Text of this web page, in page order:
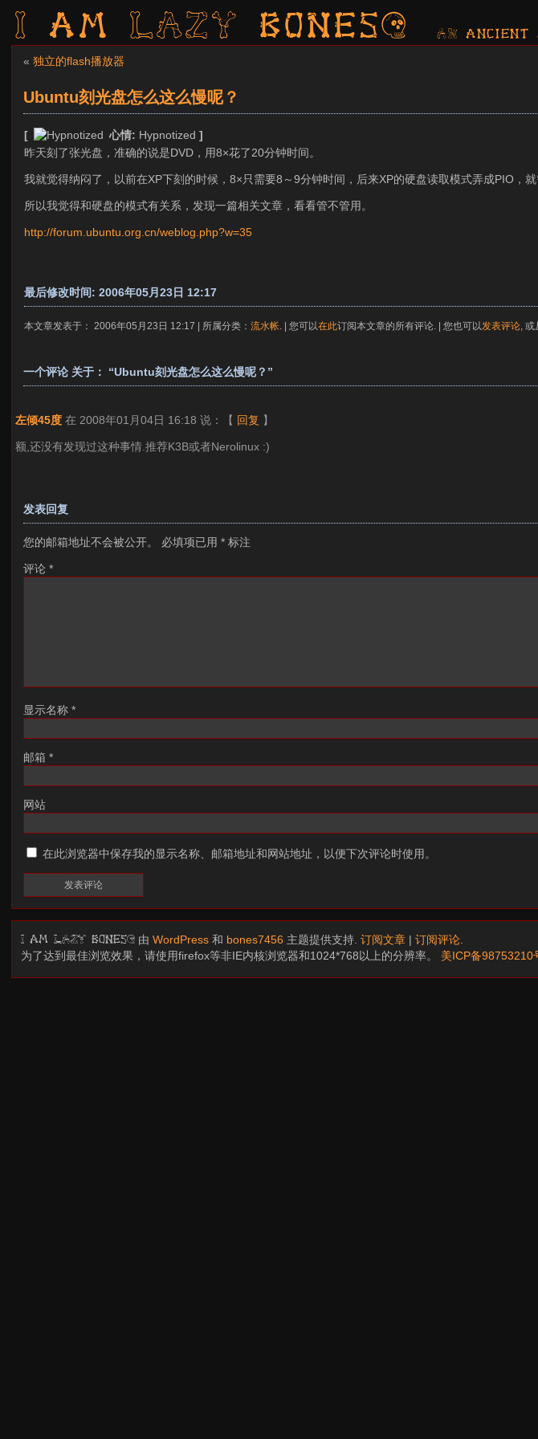
I am LAZY bones? AN ancient
« 独立的flash播放器
Ubuntu刻光盘怎么这么慢呢？
[ 心情: Hypnotized]
昨天刻了张光盘，准确的说是DVD，用8×花了20分钟时间。
我就觉得纳闷了，以前在XP下刻的时候，8×只需要8～9分钟时间，后来XP的硬盘读取模式弄成PIO，就
所以我觉得和硬盘的模式有关系，发现一篇相关文章，看看管不管用。
http://forum.ubuntu.org.cn/weblog.php?w=35
最后修改时间: 2006年05月23日 12:17
本文章发表于： 2006年05月23日 12:17 | 所属分类：流水帐 . | 您可以在此订阅本文章的所有评论. | 您也可以 发表评论 ,
一个评论 关于： “Ubuntu刻光盘怎么这么慢呢？”
左倾45度 在 2008年01月04日 16:18 说： 【 回复 】
额,还没有发现过这种事情.推荐K3B或者Nerolinux :)
发表回复
您的邮箱地址不会被公开。 必填项已用 * 标注
评论 *
显示名称 *
邮箱 *
网站
在此浏览器中保存我的显示名称、邮箱地址和网站地址，以便下次评论时使用。
I am LAZY bones? 由WordPress 和 bones7456 主题提供支持.订阅文章 |订阅评论
为了达到最佳浏览效果，请使用firefox等非IE内核浏览器和1024*768以上的分辨率。 美ICP备98753210